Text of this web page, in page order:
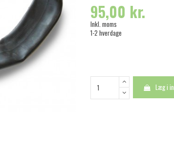
95,00 kr.
Inkl. moms
1-2 hverdage
Læg i